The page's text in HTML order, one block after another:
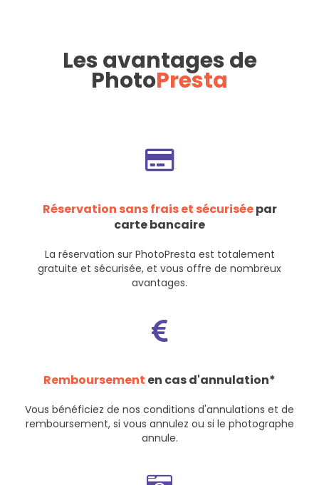
Les avantages de
PhotoPresta
Réservation sans frais et sécuriséepar
carte bancaire
La réservation sur PhotoPresta est totalement
gratuite et sécurisée, et vous offre de nombreux
avantages.
Remboursement en cas d'annulation*
Vous bénéficiez de nos conditions d'annulations et de
remboursement, si vous annulez ou si le photographe
annule.